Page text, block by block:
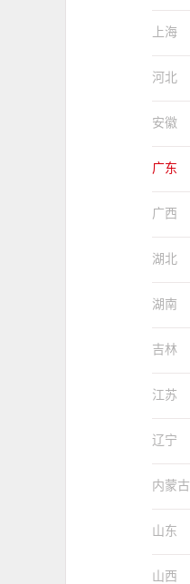
上海
河北
安徽
广东
广西
湖北
湖南
吉林
江苏
辽宁
内蒙古
山东
山西